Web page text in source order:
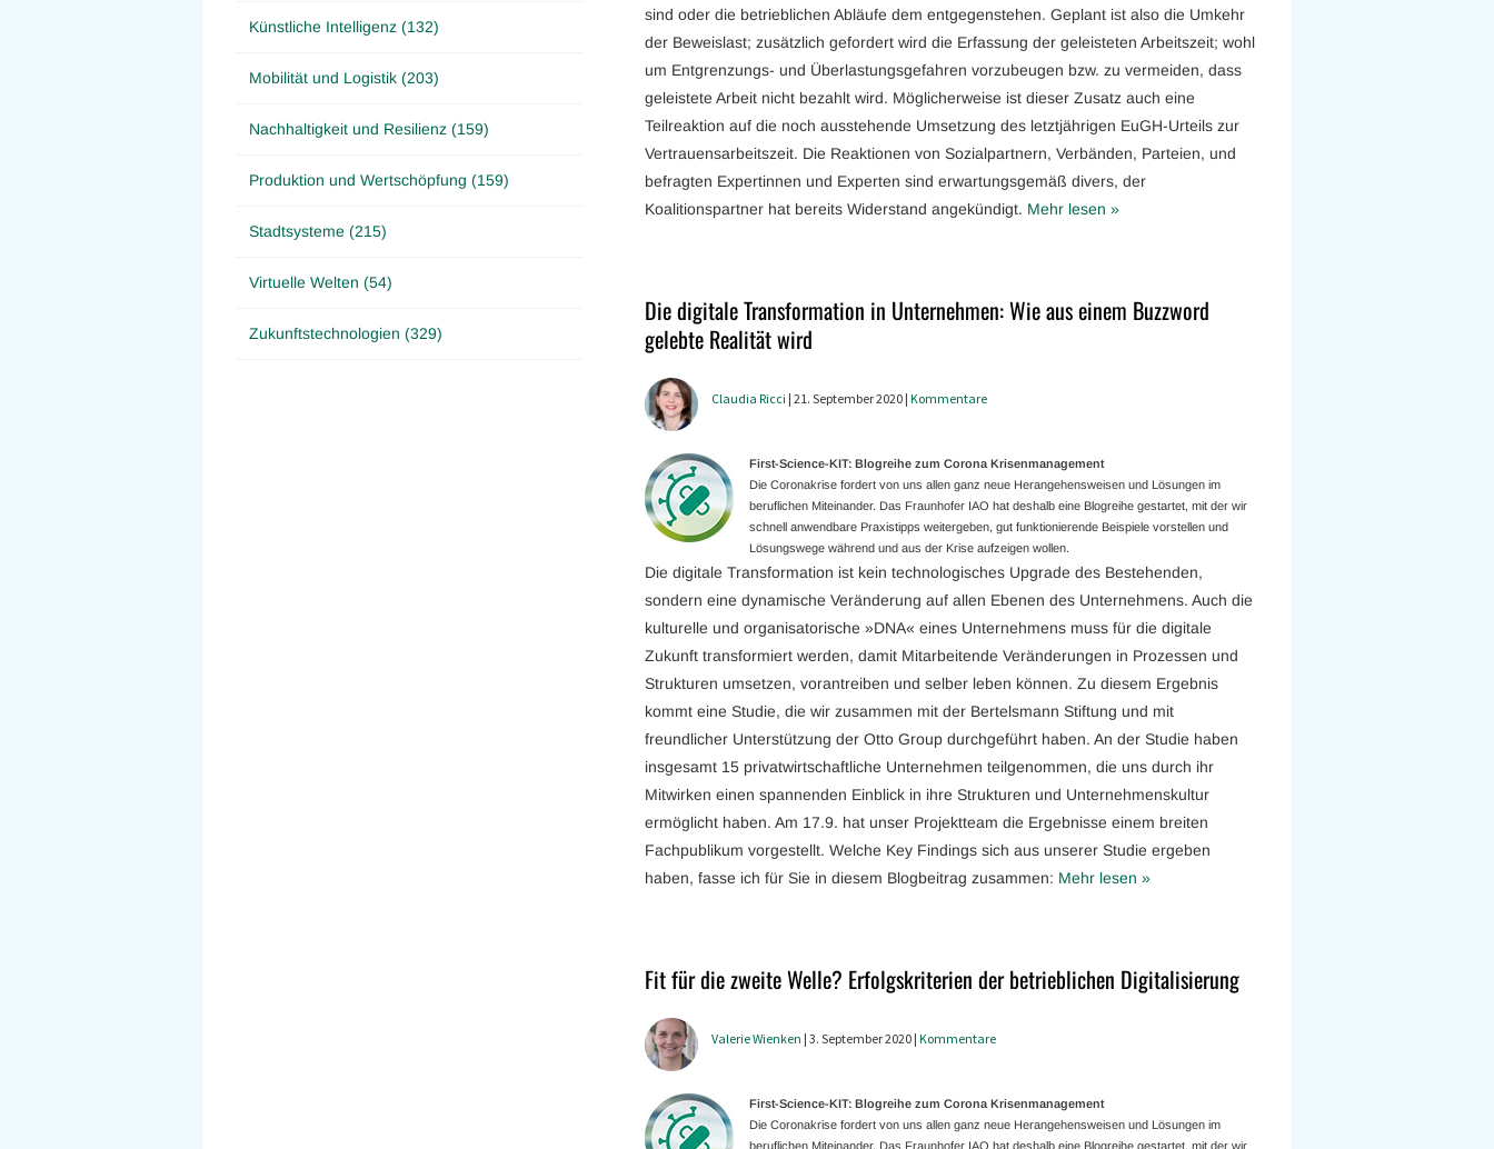
sind oder die betrieblichen Abläufe dem entgegenstehen. Geplant ist also die Umkehr
der Beweislast; zusätzlich gefordert wird die Erfassung der geleisteten Arbeitszeit; wohl
um Entgrenzungs- und Überlastungsgefahren vorzubeugen bzw. zu vermeiden, dass
geleistete Arbeit nicht bezahlt wird. Möglicherweise ist dieser Zusatz auch eine
Teilreaktion auf die noch ausstehende Umsetzung des letztjährigen EuGH-Urteils zur
Vertrauensarbeitszeit. Die Reaktionen von Sozialpartnern, Verbänden, Parteien, und
befragten Expertinnen und Experten sind erwartungsgemäß divers, der
Koalitionspartner hat bereits Widerstand angekündigt. Mehr lesen »
Die digitale Transformation in Unternehmen: Wie aus einem Buzzword
gelebte Realität wird
Claudia Ricci | 21. September 2020 | Kommentare
First-Science-KIT: Blogreihe zum Corona Krisenmanagement
Die Coronakrise fordert von uns allen ganz neue Herangehensweisen und Lösungen im
beruflichen Miteinander. Das Fraunhofer IAO hat deshalb eine Blogreihe gestartet, mit der wir
schnell anwendbare Praxistipps weitergeben, gut funktionierende Beispiele vorstellen und
Lösungswege während und aus der Krise aufzeigen wollen.
Die digitale Transformation ist kein technologisches Upgrade des Bestehenden,
sondern eine dynamische Veränderung auf allen Ebenen des Unternehmens. Auch die
kulturelle und organisatorische »DNA« eines Unternehmens muss für die digitale
Zukunft transformiert werden, damit Mitarbeitende Veränderungen in Prozessen und
Strukturen umsetzen, vorantreiben und selber leben können. Zu diesem Ergebnis
kommt eine Studie, die wir zusammen mit der Bertelsmann Stiftung und mit
freundlicher Unterstützung der Otto Group durchgeführt haben. An der Studie haben
insgesamt 15 privatwirtschaftliche Unternehmen teilgenommen, die uns durch ihr
Mitwirken einen spannenden Einblick in ihre Strukturen und Unternehmenskultur
ermöglicht haben. Am 17.9. hat unser Projektteam die Ergebnisse einem breiten
Fachpublikum vorgestellt. Welche Key Findings sich aus unserer Studie ergeben
haben, fasse ich für Sie in diesem Blogbeitrag zusammen: Mehr lesen »
Fit für die zweite Welle? Erfolgskriterien der betrieblichen Digitalisierung
Valerie Wienken | 3. September 2020 | Kommentare
First-Science-KIT: Blogreihe zum Corona Krisenmanagement
Die Coronakrise fordert von uns allen ganz neue Herangehensweisen und Lösungen im
beruflichen Miteinander. Das Fraunhofer IAO hat deshalb eine Blogreihe gestartet, mit der wir
Künstliche Intelligenz (132)
Mobilität und Logistik (203)
Nachhaltigkeit und Resilienz (159)
Produktion und Wertschöpfung (159)
Stadtsysteme (215)
Virtuelle Welten (54)
Zukunftstechnologien (329)